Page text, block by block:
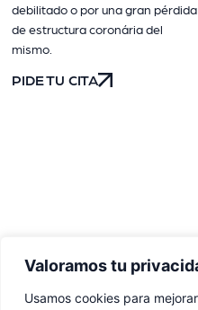
Valoramos tu
Usamos cookies para
debilitado o por una gran pérdida
de estructura coronária del
mismo.
PIDE TU CITA